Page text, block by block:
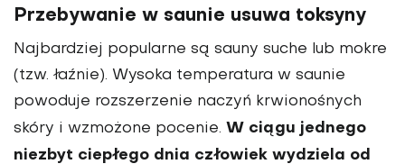
Przebywanie w saunie usuwa toksyny
Najbardziej popularne są sauny suche lub mokre
(tzw. łaźnie). Wysoka temperatura w saunie
powoduje rozszerzenie naczyń krwionośnych
skóry i wzmożone pocenie. W ciągu jednego
niezbyt ciepłego dnia człowiek wydziela od